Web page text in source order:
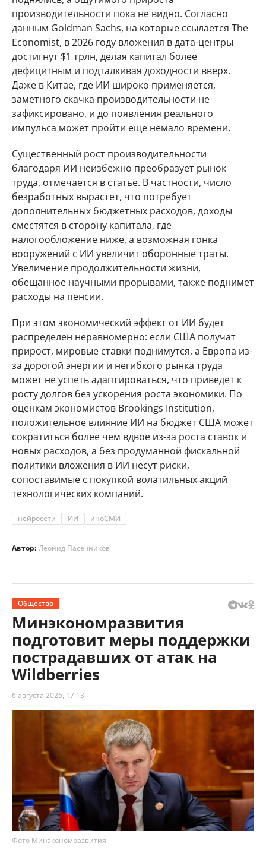
производительности пока не видно. Согласно
данным Goldman Sachs, на которые ссылается The
Economist, в 2026 году вложения в дата-центры
достигнут $1 трлн, делая капитал более
дефицитным и подталкивая доходности вверх.
Даже в Китае, где ИИ широко применяется,
заметного скачка производительности не
зафиксировано, и до появления реального
импульса может пройти еще немало времени.
Существенный рост производительности
благодаря ИИ неизбежно преобразует рынок
труда, отмечается в статье. В частности, число
безработных вырастет, что потребует
дополнительных бюджетных расходов, доходы
сместятся в сторону капитала, где
налогообложение ниже, а возможная гонка
вооружений с ИИ увеличит оборонные траты.
Увеличение продолжительности жизни,
обещанное научными прорывами, также поднимет
расходы на пенсии.
При этом экономический эффект от ИИ будет
распределен неравномерно: если США получат
прирост, мировые ставки поднимутся, а Европа из-
за дорогой энергии и негибкого рынка труда
может не успеть адаптироваться, что приведет к
росту долгов без ускорения роста экономики. По
оценкам экономистов Brookings Institution,
положительное влияние ИИ на бюджет США может
сократиться более чем вдвое из-за роста ставок и
новых расходов, а без продуманной фискальной
политики вложения в ИИ несут риски,
сопоставимые с покупкой волатильных акций
технологических компаний.
нейросети ИИ иноСМИ
Автор: Леонид Пасечников
Общество
Минэкономразвития
подготовит меры поддержки
пострадавших от атак на
Wildberries
6 августа 2026, 17:13
Фото Минэкономразвития